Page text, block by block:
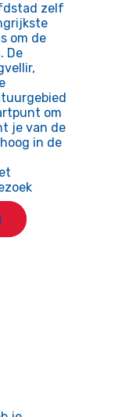
zelf
om de
De
om
je van de
in de